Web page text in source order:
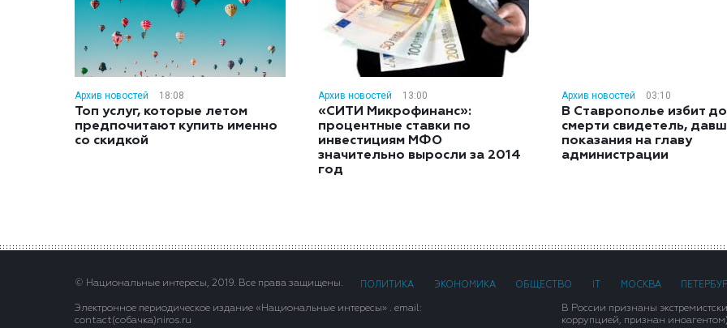
Архив новостей 18:08
Топ услуг, которые летом
предпочитают купить именно
со скидкой
Архив новостей 13:00
«СИТИ Микрофинанс»:
процентные ставки по
инвестициям МФО
значительно выросли за 2014
год
Архив новостей 03:10
В Ставрополье избит до
смерти свидетель,
показания на главу
администрации
© Национальные интересы, 2019. Все права защищены. ПОЛИТИКА ЭКОНОМИКА ОБЩЕСТВО МОСКВА
Электронное периодическое издание «Национальные интересы» . email:
contact(сoбaчка)niros.ru
В России признаны
коррупцией, признан